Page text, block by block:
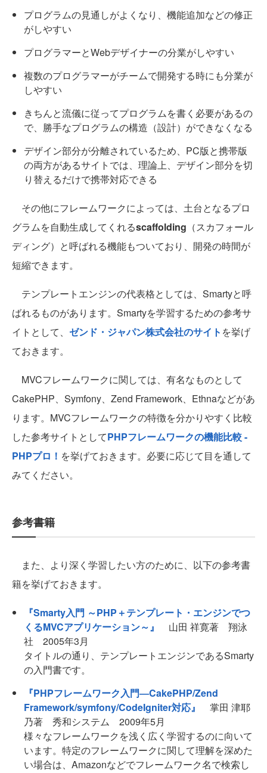
プログラムの見通しがよくなり、機能追加などの修正
がしやすい
プログラマーとWebデザイナーの分業がしやすい
複数のプログラマーがチームで開発する時にも分業が
しやすい
きちんと流儀に従ってプログラムを書く必要があるの
で、勝手なプログラムの構造（設計）ができなくなる
デザイン部分が分離されているため、PC版と携帯版
の両方があるサイトでは、理論上、デザイン部分を切
り替えるだけで携帯対応できる
その他にフレームワークによっては、土台となるプロ
グラムを自動生成してくれるscaffolding （スカフォール
ディング）と呼ばれる機能もついており、開発の時間が
短縮できます。
テンプレートエンジンの代表格としては、Smartyと呼
ばれるものがあります。Smartyを学習するための参考サ
イトとして、 ゼンド・ジャパン株式会社のサイト を挙げ
ておきます。
MVCフレームワークに関しては、有名なものとして
CakePHP、Symfony、Zend Framework、Ethnaなどがあ
ります。MVCフレームワークの特徴を分かりやすく比較
した参考サイトとしてPHPフレームワークの機能比較 -
PHPプロ！ を挙げておきます。必要に応じて目を通して
みてください。
参考書籍
また、より深く学習したい方のために、以下の参考書
籍を挙げておきます。
『Smarty入門 ～PHP＋テンプレート・エンジンでつ
くるMVCアプリケーション～』
山田 祥寛著 翔泳
社 2005年3月
タイトルの通り、テンプレートエンジンであるSmarty
の入門書です。
『PHPフレームワーク入門―CakePHP/Zend
Framework/symfony/CodeIgniter対応』
掌田 津耶
乃著 秀和システム 2009年5月
様々なフレームワークを浅く広く学習するのに向いて
います。特定のフレームワークに関して理解を深めた
い場合は、Amazonなどでフレームワーク名で検索し